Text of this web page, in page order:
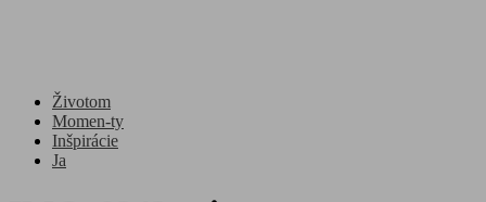
Životom
Momen-ty
Inšpirácie
Ja